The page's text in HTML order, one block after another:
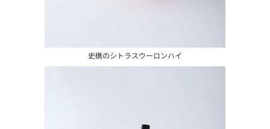
史礁のシトラスウーロンハイ